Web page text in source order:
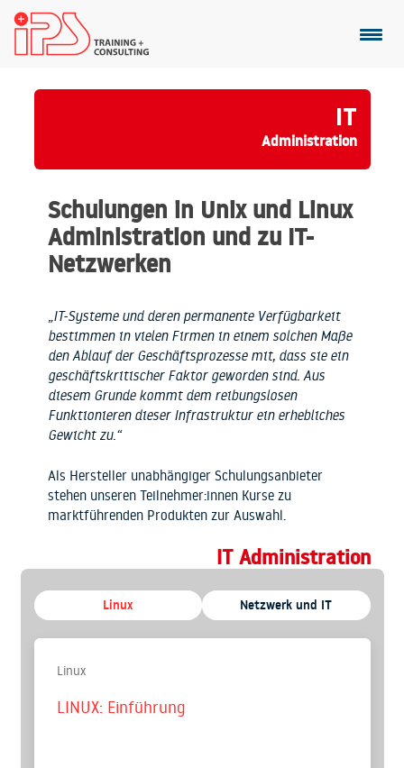
IT
Administration
Schulungen in Unix und Linux
Administration und zu IT-
Netzwerken
„IT-Systeme und deren permanente Verfügbarkeit
bestimmen in vielen Firmen in einem solchen Maße
den Ablauf der Geschäftsprozesse mit, dass sie ein
geschäftskritischer Faktor geworden sind. Aus
diesem Grunde kommt dem reibungslosen
Funktionieren dieser Infrastruktur ein erhebliches
Gewicht zu.“
Als Hersteller unabhängiger Schulungsanbieter
stehen unseren Teilnehmer:innen Kurse zu
marktführenden Produkten zur Auswahl.
IT Administration
Linux Netzwerk und IT
Linux
LINUX: Einführung